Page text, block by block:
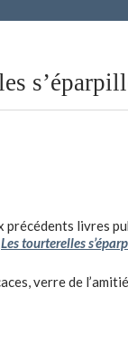
précédents livres
Les tourterelles
verre de